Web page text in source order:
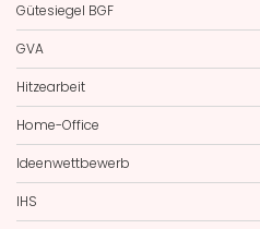
Gütesiegel BGF
GVA
Hitzearbeit
Home-Office
Ideenwettbewerb
IHS